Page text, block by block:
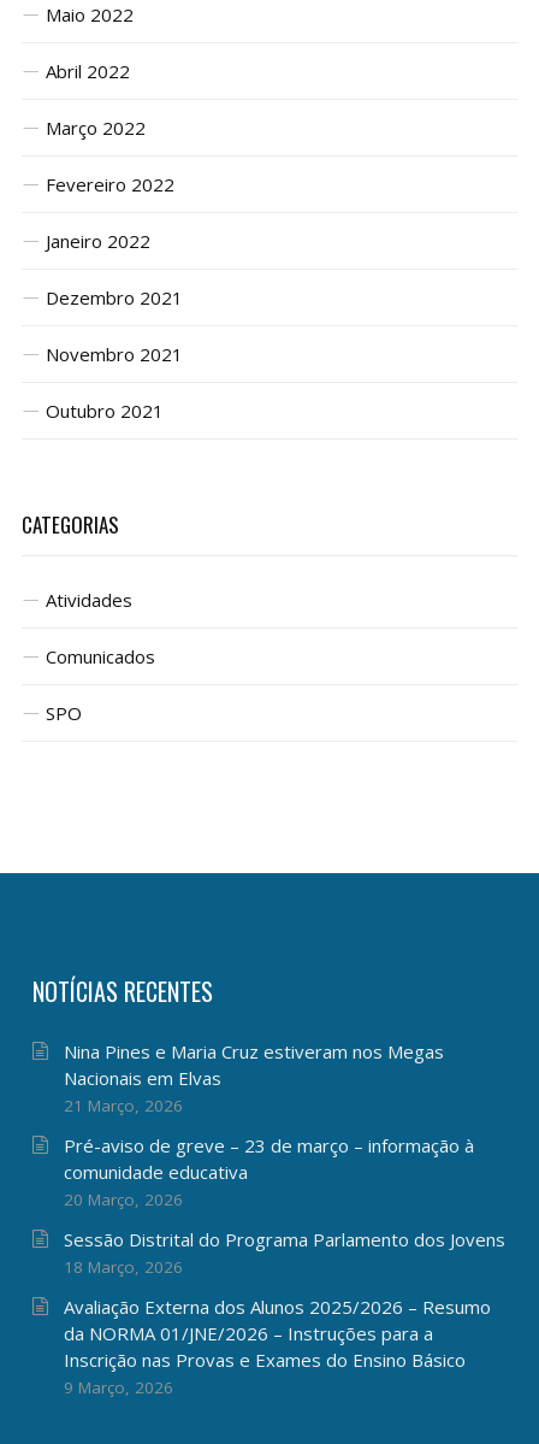
Maio 2022
Abril 2022
Março 2022
Fevereiro 2022
Janeiro 2022
Dezembro 2021
Novembro 2021
Outubro 2021
CATEGORIAS
Atividades
Comunicados
SPO
NOTÍCIAS RECENTES
Nina Pines e Maria Cruz estiveram nos Megas
Nacionais em Elvas
21 Março, 2026
Pré-aviso de greve – 23 de março – informação à
comunidade educativa
20 Março, 2026
Sessão Distrital do Programa Parlamento dos Jovens
18 Março, 2026
Avaliação Externa dos Alunos 2025/2026 – Resumo
da NORMA 01/JNE/2026 – Instruções para a
Inscrição nas Provas e Exames do Ensino Básico
9 Março, 2026